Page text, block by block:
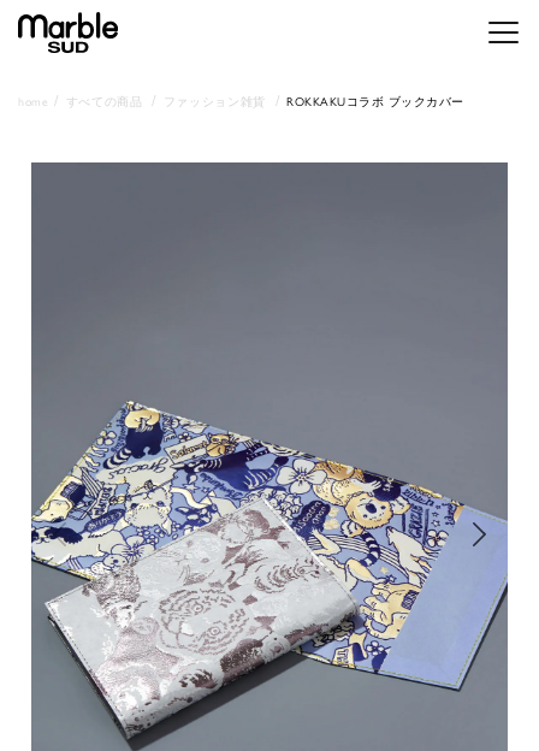
メニ
home すべての商品 ファッション雑貨 ROKKAKUコラボ ブックカバー